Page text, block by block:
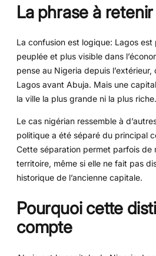
La phrase à retenir
La confusion est logique: Lagos est
peuplée et plus visible dans
pense au Nigeria depuis
Lagos avant Abuja. Mais une
la ville la plus grande ni la plus riche.
Le cas nigérian ressemble à
politique a été séparé du principal
Cette séparation permet parfois de
territoire, même si elle ne fait pas
historique de l’ancienne capitale.
Pourquoi cette
compte